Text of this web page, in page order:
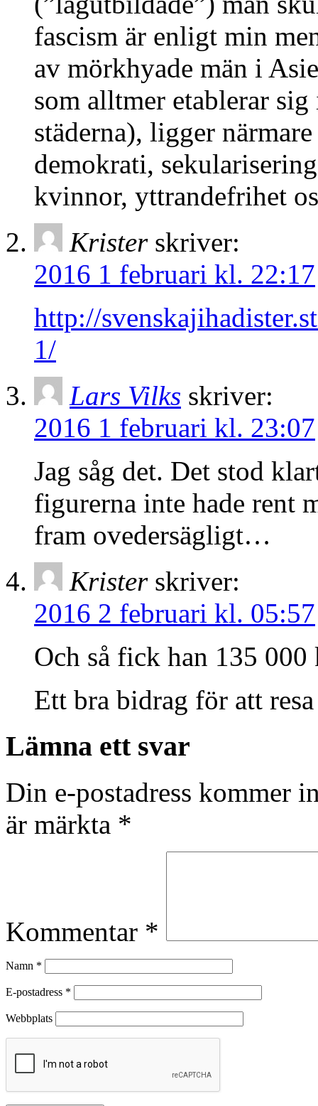
fascism är enligt min
av mörkhyade män i
som alltmer etablerar
städerna), ligger
demokrati,
kvinnor, yttrandefrihet
Krister skriver:
2016 1 februari kl. 22:17
http://
1/
Lars Vilks skriver:
2016 1 februari kl. 23:07
Jag såg det. Det stod
figurerna inte hade rent
fram ovedersägligt…
Krister skriver:
2016 2 februari kl. 05:57
Och så fick han 135 000
Ett bra bidrag för att
Lämna ett svar
Din e-postadress kommer
är märkta *
Kommentar *
Namn *
E-postadress *
Webbplats